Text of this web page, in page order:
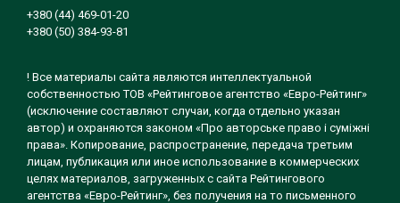
+380 (44) 469-01-20
+380 (50) 384-93-81
! Все материалы сайта являются интеллектуальной
собственностью ТОВ «Рейтинговое агентство «Евро-Рейтинг»
(исключение составляют случаи, когда отдельно указан
автор) и охраняются законом «Про авторське право і суміжні
права». Копирование, распространение, передача третьим
лицам, публикация или иное использование в коммерческих
целях материалов, загруженных с сайта Рейтингового
агентства «Евро-Рейтинг», без получения на то письменного